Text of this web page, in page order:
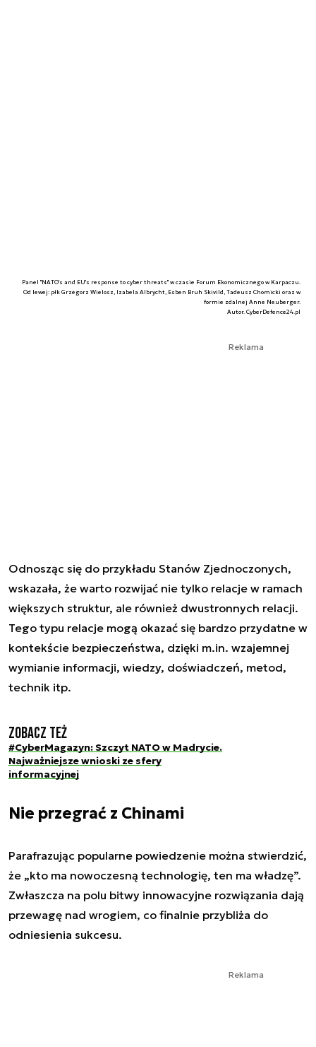
Panel "NATO's and EU's response to cyber threats" w czasie Forum Ekonomicznego w Karpaczu.
Od lewej: płk Grzegorz Wielosz, Izabela Albrycht, Esben Bruh Skivild, Tadeusz Chomicki oraz w
formie zdalnej Anne Neuberger.
Autor. CyberDefence24.pl
Reklama
Odnosząc się do przykładu Stanów Zjednoczonych,
wskazała, że warto rozwijać nie tylko relacje w ramach
większych struktur, ale również dwustronnych relacji.
Tego typu relacje mogą okazać się bardzo przydatne w
kontekście bezpieczeństwa, dzięki m.in. wzajemnej
wymianie informacji, wiedzy, doświadczeń, metod,
technik itp.
Zobacz też
#CyberMagazyn: Szczyt NATO w Madrycie.
Najważniejsze wnioski ze sfery
informacyjnej
Nie przegrać z Chinami
Parafrazując popularne powiedzenie można stwierdzić,
że „kto ma nowoczesną technologię, ten ma władzę”.
Zwłaszcza na polu bitwy innowacyjne rozwiązania dają
przewagę nad wrogiem, co finalnie przybliża do
odniesienia sukcesu.
Reklama